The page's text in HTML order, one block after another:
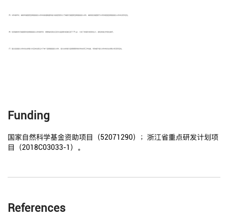
（5）试件破坏时，端板有锚固筋型钢插接接头试件的裂缝数量和最大裂缝宽度均大于端板无锚固筋型钢插接接头试件，端板增设锚固筋可以有效增强型钢插接接头试件的变形延性。
（6）桩身端板有无锚固筋的型钢插接接头试件破坏时，钢管轴向受拉应变均远超钢材屈服应变1175 με，分担了焊缝所承受的拉力，避免焊缝过早受拉破坏。
（7）复合连接接头试件抗拉承载力对应的位移远大于单个型钢插接接头试件，接头处焊缝与型钢钢管有较好的协同工作性能，有效提升接头试件的抗拉承载力和变形延性。
Funding
国家自然科学基金资助项目（52071290）；浙江省重点研发计划项
目（2018C03033-1）。
References